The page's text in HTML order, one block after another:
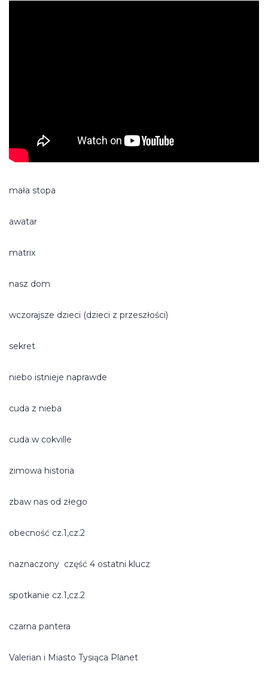
mała stopa
awatar
matrix
nasz dom
wczorajsze dzieci (dzieci z przeszłości)
sekret
niebo istnieje naprawde
cuda z nieba
cuda w cokville
zimowa historia
zbaw nas od złego
obecność cz.1,cz.2
naznaczony część 4 ostatni klucz
spotkanie cz.1,cz.2
czarna pantera
Valerian i Miasto Tysiąca Planet